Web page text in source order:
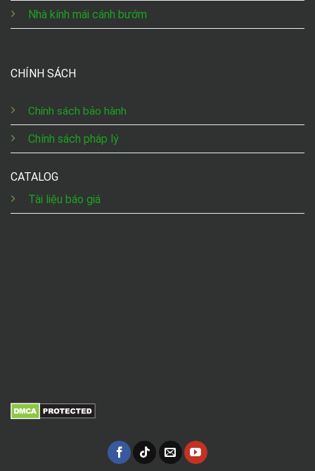
Nhà kính mái cánh bướm
CHÍNH SÁCH
Chính sách bảo hành
Chính sách pháp lý
CATALOG
Tài liệu báo giá